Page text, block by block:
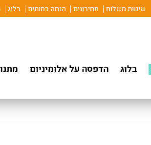
שיטות משלוח מחירונים הנחה כמותית בלוג
בלוג הדפסה על אלומיניום